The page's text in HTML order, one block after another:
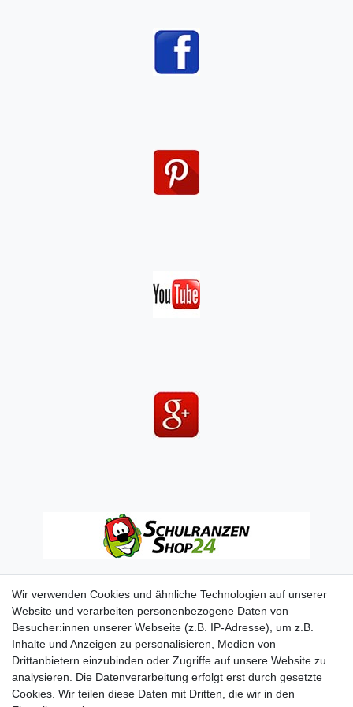
Wir verwenden Cookies und ähnliche Technologien auf unserer
Website und verarbeiten personenbezogene Daten von
Besucher:innen unserer Webseite (z.B. IP-Adresse), um z.B.
Inhalte und Anzeigen zu personalisieren, Medien von
Drittanbietern einzubinden oder Zugriffe auf unsere Website zu
analysieren. Die Datenverarbeitung erfolgt erst durch gesetzte
Cookies. Wir teilen diese Daten mit Dritten, die wir in den